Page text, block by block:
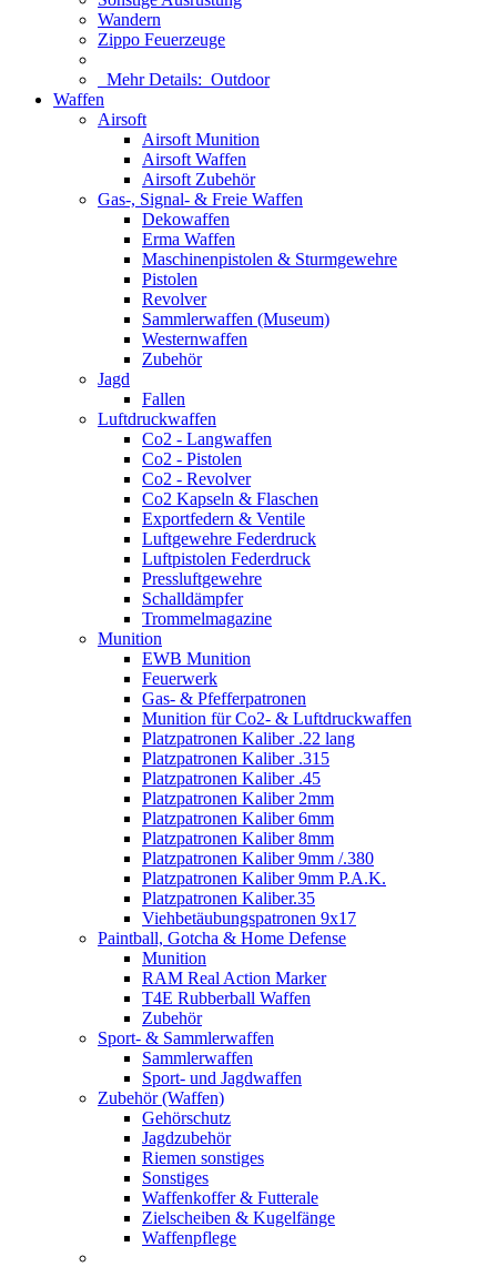
Wandern
Zippo Feuerzeuge
Mehr Details: Outdoor
Waffen
Airsoft
Airsoft Munition
Airsoft Waffen
Airsoft Zubehör
Gas-, Signal- & Freie Waffen
Dekowaffen
Erma Waffen
Maschinenpistolen & Sturmgewehre
Pistolen
Revolver
Sammlerwaffen (Museum)
Westernwaffen
Zubehör
Jagd
Fallen
Luftdruckwaffen
Co2 - Langwaffen
Co2 - Pistolen
Co2 - Revolver
Co2 Kapseln & Flaschen
Exportfedern & Ventile
Luftgewehre Federdruck
Luftpistolen Federdruck
Pressluftgewehre
Schalldämpfer
Trommelmagazine
Munition
EWB Munition
Feuerwerk
Gas- & Pfefferpatronen
Munition für Co2- & Luftdruckwaffen
Platzpatronen Kaliber .22 lang
Platzpatronen Kaliber .315
Platzpatronen Kaliber .45
Platzpatronen Kaliber 2mm
Platzpatronen Kaliber 6mm
Platzpatronen Kaliber 8mm
Platzpatronen Kaliber 9mm /.380
Platzpatronen Kaliber 9mm P.A.K.
Platzpatronen Kaliber.35
Viehbetäubungspatronen 9x17
Paintball, Gotcha & Home Defense
Munition
RAM Real Action Marker
T4E Rubberball Waffen
Zubehör
Sport- & Sammlerwaffen
Sammlerwaffen
Sport- und Jagdwaffen
Zubehör (Waffen)
Gehörschutz
Jagdzubehör
Riemen sonstiges
Sonstiges
Waffenkoffer & Futterale
Zielscheiben & Kugelfänge
Waffenpflege